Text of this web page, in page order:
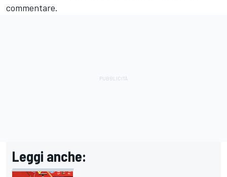
commentare.
Leggi anche: